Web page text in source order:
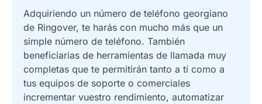
Adquiriendo un número de teléfono georgiano
de Ringover, te harás con mucho más que un
simple número de teléfono. También
beneficiarias de herramientas de llamada muy
completas que te permitirán tanto a tí como a
tus equipos de soporte o comerciales
incrementar vuestro rendimiento, automatizar